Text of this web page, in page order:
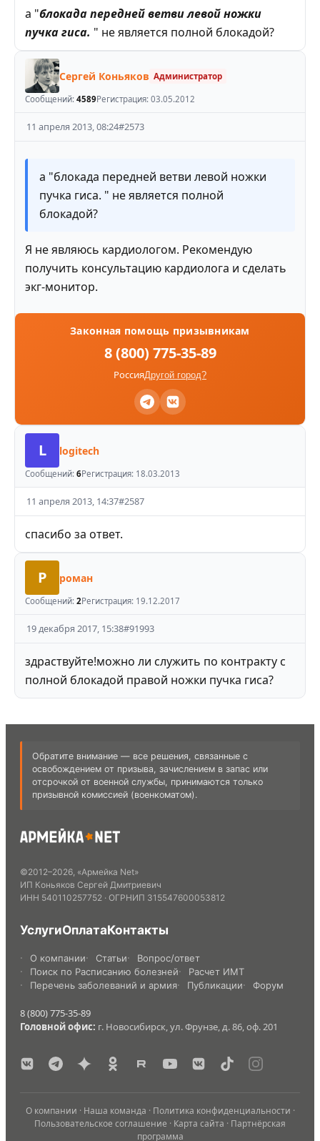
а "блокада передней ветви левой ножки
пучка гиса. " не является полной блокадой?
Сергей Коньяков Администратор
Сообщений: 4589Регистрация: 03.05.2012
11 апреля 2013, 08:24#2573
а "блокада передней ветви левой ножки
пучка гиса. " не является полной
блокадой?
Я не являюсь кардиологом. Рекомендую
получить консультацию кардиолога и сделать
экг-монитор.
Законная помощь призывникам
8 (800) 775-35-89
РоссияДругой город?
L logitech
Сообщений: 6Регистрация: 18.03.2013
11 апреля 2013, 14:37#2587
спасибо за ответ.
Р роман
Сообщений: 2Регистрация: 19.12.2017
19 декабря 2017, 15:38#91993
здраствуйте!можно ли служить по контракту с
полной блокадой правой ножки пучка гиса?
Обратите внимание — все решения, связанные с
освобождением от призыва, зачислением в запас или
отсрочкой от военной службы, принимаются только
призывной комиссией (военкоматом).
©2012–2026, «Армейка Net»
ИП Коньяков Сергей Дмитриевич
ИНН 540110257752 · ОГРНИП 315547600053812
УслугиОплатаКонтакты
О компании Статьи
Вопрос/ответ
Поиск по Расписанию болезней
Расчет ИМТ
Перечень заболеваний и армия
Публикации Форум
8 (800) 775-35-89
Головной офис: г. Новосибирск, ул. Фрунзе, д. 86, оф. 201
О компании · Наша команда · Политика конфиденциальности ·
Пользовательское соглашение · Карта сайта · Партнёрская
программа